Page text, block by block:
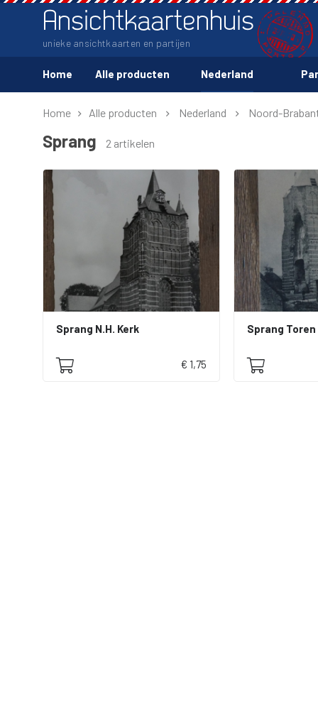
Ansichtkaartenhuis
unieke ansichtkaarten en partijen
Home Alle producten Nederland
Home Alle producten Nederland Noord-
Sprang 2 artikelen
Sprang N.H. Kerk
€ 1,75